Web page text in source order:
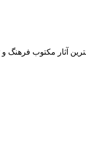
و انتشار مهمترین آثار